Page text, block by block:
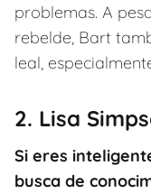
problemas. A
rebelde, Bart
leal,
2. Lisa
Si eres
busca de